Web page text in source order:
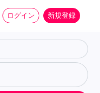
ログイン 新規登録